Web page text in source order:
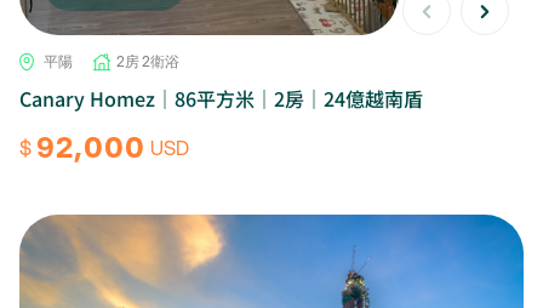
平陽 2房 2衛浴
Canary Homez｜86平方米｜2房｜24億越南盾
$ 92,000 USD